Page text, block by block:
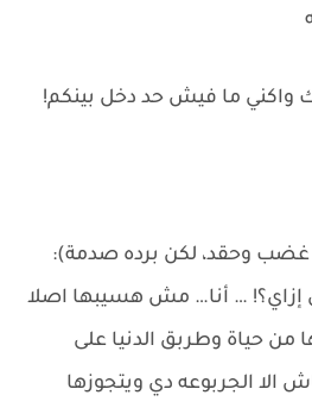
واكني ما فيش حد دخل بينكم!
وحقد، لكن برده صدمة):
إزاي؟! … أنا… مش هسيبها اصلا
من حياة وطربق الدنيا على
الا الجربوعه دي ويتجوزها